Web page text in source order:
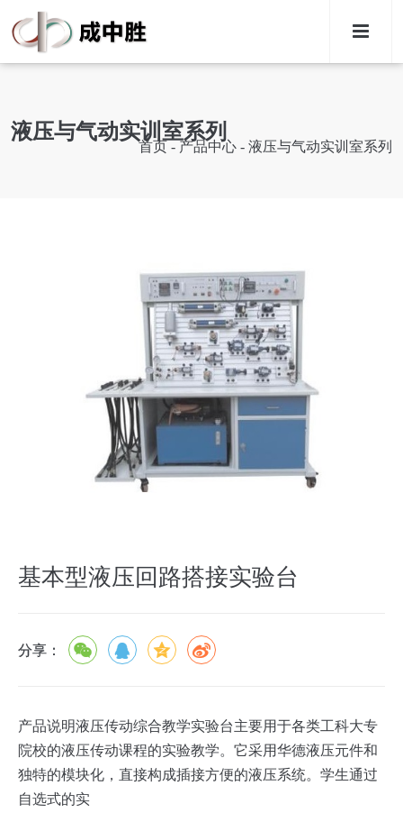
液压与气动实训室系列
首页 - 产品中心 - 液压与气动实训室系列
基本型液压回路搭接实验台
分享：
产品说明液压传动综合教学实验台主要用于各类工科大专
院校的液压传动课程的实验教学。它采用华德液压元件和
独特的模块化，直接构成插接方便的液压系统。学生通过
自选式的实